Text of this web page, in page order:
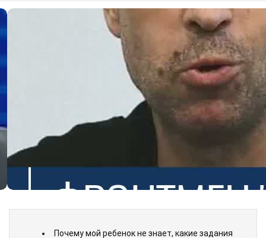
Почему мой ребенок не знает, какие задания